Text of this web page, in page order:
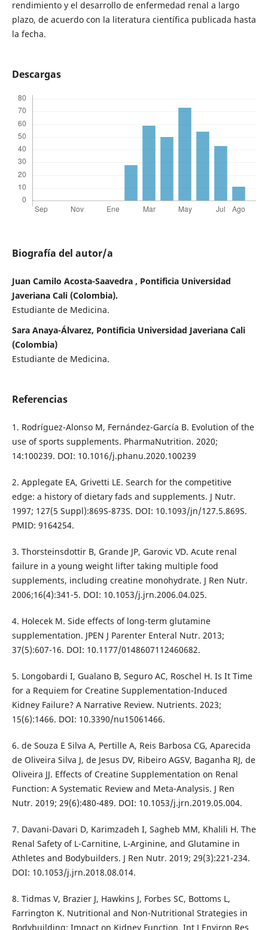
rendimiento y el desarrollo de enfermedad renal a largo
plazo, de acuerdo con la literatura científica publicada hasta
la fecha.
Descargas
Biografía del autor/a
Juan Camilo Acosta-Saavedra , Pontificia Universidad
Javeriana Cali (Colombia).
Estudiante de Medicina.
Sara Anaya-Álvarez, Pontificia Universidad Javeriana Cali
(Colombia)
Estudiante de Medicina.
Referencias
1. Rodríguez-Alonso M, Fernández-García B. Evolution of the
use of sports supplements. PharmaNutrition. 2020;
14:100239. DOI: 10.1016/j.phanu.2020.100239
2. Applegate EA, Grivetti LE. Search for the competitive
edge: a history of dietary fads and supplements. J Nutr.
1997; 127(5 Suppl):869S-873S. DOI: 10.1093/jn/127.5.869S.
PMID: 9164254.
3. Thorsteinsdottir B, Grande JP, Garovic VD. Acute renal
failure in a young weight lifter taking multiple food
supplements, including creatine monohydrate. J Ren Nutr.
2006;16(4):341-5. DOI: 10.1053/j.jrn.2006.04.025.
4. Holecek M. Side effects of long-term glutamine
supplementation. JPEN J Parenter Enteral Nutr. 2013;
37(5):607-16. DOI: 10.1177/0148607112460682.
5. Longobardi I, Gualano B, Seguro AC, Roschel H. Is It Time
for a Requiem for Creatine Supplementation-Induced
Kidney Failure? A Narrative Review. Nutrients. 2023;
15(6):1466. DOI: 10.3390/nu15061466.
6. de Souza E Silva A, Pertille A, Reis Barbosa CG, Aparecida
de Oliveira Silva J, de Jesus DV, Ribeiro AGSV, Baganha RJ, de
Oliveira JJ. Effects of Creatine Supplementation on Renal
Function: A Systematic Review and Meta-Analysis. J Ren
Nutr. 2019; 29(6):480-489. DOI: 10.1053/j.jrn.2019.05.004.
7. Davani-Davari D, Karimzadeh I, Sagheb MM, Khalili H. The
Renal Safety of L-Carnitine, L-Arginine, and Glutamine in
Athletes and Bodybuilders. J Ren Nutr. 2019; 29(3):221-234.
DOI: 10.1053/j.jrn.2018.08.014.
8. Tidmas V, Brazier J, Hawkins J, Forbes SC, Bottoms L,
Farrington K. Nutritional and Non-Nutritional Strategies in
Bodybuilding: Impact on Kidney Function. Int J Environ Res